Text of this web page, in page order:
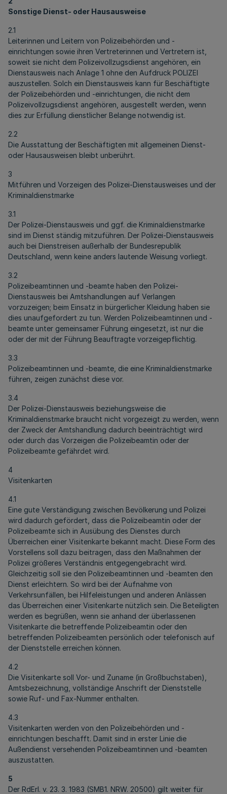
Sonstige Dienst- oder Hausausweise
2.1
Leiterinnen und Leitern von Polizeibehörden und -
einrichtungen sowie ihren Vertreterinnen und Vertretern ist,
soweit sie nicht dem Polizeivollzugsdienst angehören, ein
Dienstausweis nach Anlage 1 ohne den Aufdruck POLIZEI
auszustellen. Solch ein Dienstausweis kann für Beschäftigte
der Polizeibehörden und -einrichtungen, die nicht dem
Polizeivollzugsdienst angehören, ausgestellt werden, wenn
dies zur Erfüllung dienstlicher Belange notwendig ist.
2.2
Die Ausstattung der Beschäftigten mit allgemeinen Dienst-
oder Hausausweisen bleibt unberührt.
3
Mitführen und Vorzeigen des Polizei-Dienstausweises und der
Kriminaldienstmarke
3.1
Der Polizei-Dienstausweis und ggf. die Kriminaldienstmarke
sind im Dienst ständig mitzuführen. Der Polizei-Dienstausweis
auch bei Dienstreisen außerhalb der Bundesrepublik
Deutschland, wenn keine anders lautende Weisung vorliegt.
3.2
Polizeibeamtinnen und -beamte haben den Polizei-
Dienstausweis bei Amtshandlungen auf Verlangen
vorzuzeigen; beim Einsatz in bürgerlicher Kleidung haben sie
dies unaufgefordert zu tun. Werden Polizeibeamtinnen und -
beamte unter gemeinsamer Führung eingesetzt, ist nur die
oder der mit der Führung Beauftragte vorzeigepflichtig.
3.3
Polizeibeamtinnen und -beamte, die eine Kriminaldienstmarke
führen, zeigen zunächst diese vor.
3.4
Der Polizei-Dienstausweis beziehungsweise die
Kriminaldienstmarke braucht nicht vorgezeigt zu werden, wenn
der Zweck der Amtshandlung dadurch beeinträchtigt wird
oder durch das Vorzeigen die Polizeibeamtin oder der
Polizeibeamte gefährdet wird.
4
Visitenkarten
4.1
Eine gute Verständigung zwischen Bevölkerung und Polizei
wird dadurch gefördert, dass die Polizeibeamtin oder der
Polizeibeamte sich in Ausübung des Dienstes durch
Überreichen einer Visitenkarte bekannt macht. Diese Form des
Vorstellens soll dazu beitragen, dass den Maßnahmen der
Polizei größeres Verständnis entgegengebracht wird.
Gleichzeitig soll sie den Polizeibeamtinnen und -beamten den
Dienst erleichtern. So wird bei der Aufnahme von
Verkehrsunfällen, bei Hilfeleistungen und anderen Anlässen
das Überreichen einer Visitenkarte nützlich sein. Die Beteiligten
werden es begrüßen, wenn sie anhand der überlassenen
Visitenkarte die betreffende Polizeibeamtin oder den
betreffenden Polizeibeamten persönlich oder telefonisch auf
der Dienststelle erreichen können.
4.2
Die Visitenkarte soll Vor- und Zuname (in Großbuchstaben),
Amtsbezeichnung, vollständige Anschrift der Dienststelle
sowie Ruf- und Fax-Nummer enthalten.
4.3
Visitenkarten werden von den Polizeibehörden und -
einrichtungen beschafft. Damit sind in erster Linie die
Außendienst versehenden Polizeibeamtinnen und -beamten
auszustatten.
5
Der RdErl. v. 23. 3. 1983 (SMB1. NRW. 20500) gilt weiter für